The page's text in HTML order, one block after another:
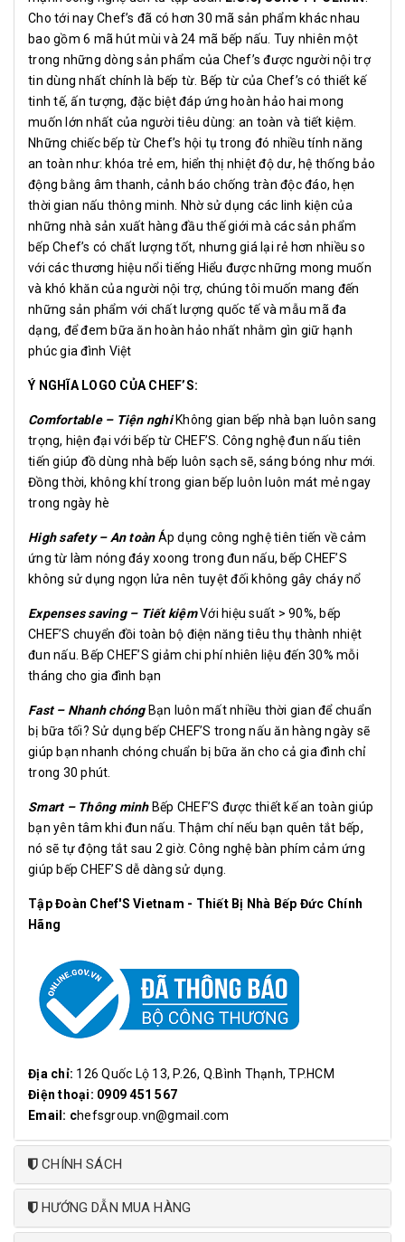
Cho tới nay Chef’s đã có hơn 30 mã sản phẩm khác nhau
bao gồm 6 mã hút mùi và 24 mã bếp nấu. Tuy nhiên một
trong những dòng sản phẩm của Chef’s được người nội trợ
tin dùng nhất chính là bếp từ. Bếp từ của Chef’s có thiết kế
tinh tế, ấn tượng, đặc biệt đáp ứng hoàn hảo hai mong
muốn lớn nhất của người tiêu dùng: an toàn và tiết kiệm.
Những chiếc bếp từ Chef’s hội tụ trong đó nhiều tính năng
an toàn như: khóa trẻ em, hiển thị nhiệt độ dư, hệ thống bảo
động bằng âm thanh, cảnh báo chống tràn độc đáo, hẹn
thời gian nấu thông minh. Nhờ sử dụng các linh kiện của
những nhà sản xuất hàng đầu thế giới mà các sản phẩm
bếp Chef’s có chất lượng tốt, nhưng giá lại rẻ hơn nhiều so
với các thương hiệu nổi tiếng Hiểu được những mong muốn
và khó khăn của người nội trợ, chúng tôi muốn mang đến
những sản phẩm với chất lượng quốc tế và mẫu mã đa
dạng, để đem bữa ăn hoàn hảo nhất nhằm gìn giữ hạnh
phúc gia đình Việt
Ý NGHĨA LOGO CỦA CHEF’S:
Comfortable – Tiện nghiKhông gian bếp nhà bạn luôn sang
trọng, hiện đại với bếp từ CHEF’S. Công nghệ đun nấu tiên
tiến giúp đồ dùng nhà bếp luôn sạch sẽ, sáng bóng như mới.
Đồng thời, không khí trong gian bếp luôn luôn mát mẻ ngay
trong ngày hè
High safety – An toànÁp dụng công nghệ tiên tiến về cảm
ứng từ làm nóng đáy xoong trong đun nấu, bếp CHEF’S
không sử dụng ngọn lửa nên tuyệt đối không gây cháy nổ
Expenses saving – Tiết kiệmVới hiệu suất > 90%, bếp
CHEF’S chuyển đồi toàn bộ điện năng tiêu thụ thành nhiệt
đun nấu. Bếp CHEF’S giảm chi phí nhiên liệu đến 30% mỗi
tháng cho gia đình bạn
Fast – Nhanh chóngBạn luôn mất nhiều thời gian để chuẩn
bị bữa tối? Sử dụng bếp CHEF’S trong nấu ăn hàng ngày sẽ
giúp bạn nhanh chóng chuẩn bị bữa ăn cho cả gia đình chỉ
trong 30 phút.
Smart – Thông minhBếp CHEF’S được thiết kế an toàn giúp
bạn yên tâm khi đun nấu. Thậm chí nếu bạn quên tắt bếp,
nó sẽ tự động tắt sau 2 giờ. Công nghệ bàn phím cảm ứng
giúp bếp CHEF’S dễ dàng sử dụng.
Tập Đoàn Chef'S Vietnam - Thiết Bị Nhà Bếp Đức Chính
Hãng
Địa chỉ: 126 Quốc Lộ 13, P.26, Q.Bình Thạnh, TP.HCM
Điện thoại: 0909 451 567
Email: chefsgroup.vn@gmail.com
CHÍNH SÁCH
HƯỚNG DẪN MUA HÀNG